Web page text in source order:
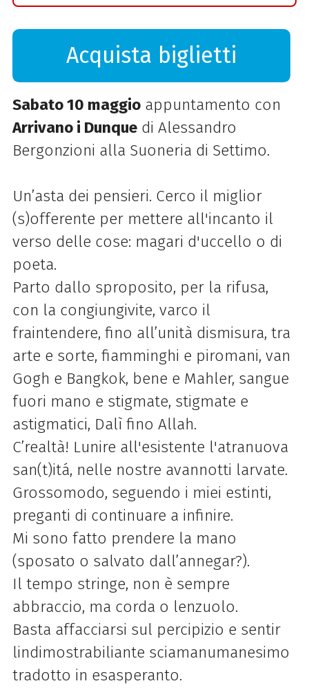
Acquista biglietti
Sabato 10 maggioappuntamento con
Arrivano i Dunquedi Alessandro
Bergonzioni alla Suoneria di Settimo.
Un’asta dei pensieri. Cerco il miglior
(s)offerente per mettere all'incanto il
verso delle cose: magari d'uccello o di
poeta.
Parto dallo sproposito, per la rifusa,
con la congiungivite, varco il
fraintendere, fino all’unità dismisura, tra
arte e sorte, fiamminghi e piromani, van
Gogh e Bangkok, bene e Mahler, sangue
fuori mano e stigmate, stigmate e
astigmatici, Dalì fino Allah.
C’realtà! Lunire all'esistente l'atranuova
san(t)itá, nelle nostre avannotti larvate.
Grossomodo, seguendo i miei estinti,
preganti di continuare a infinire.
Mi sono fatto prendere la mano
(sposato o salvato dall’annegar?).
Il tempo stringe, non è sempre
abbraccio, ma corda o lenzuolo.
Basta affacciarsi sul percipizio e sentir
lindimostrabiliante sciamanumanesimo
tradotto in esasperanto.